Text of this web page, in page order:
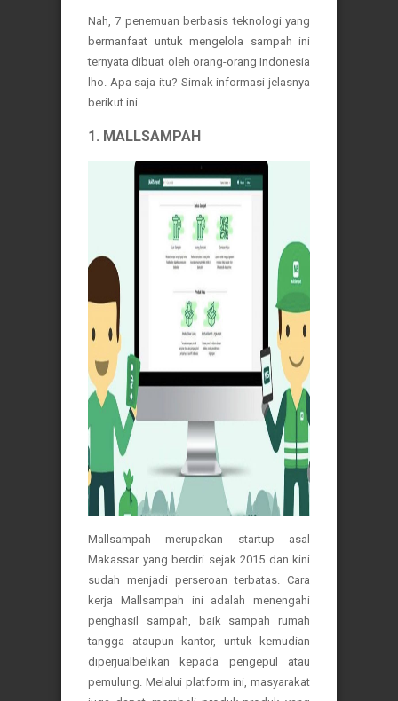
Nah, 7 penemuan berbasis teknologi yang
bermanfaat untuk mengelola sampah ini
ternyata dibuat oleh orang-orang Indonesia
lho. Apa saja itu? Simak informasi jelasnya
berikut ini.
1. MALLSAMPAH
Mallsampah merupakan startup asal
Makassar yang berdiri sejak 2015 dan kini
sudah menjadi perseroan terbatas. Cara
kerja Mallsampah ini adalah menengahi
penghasil sampah, baik sampah rumah
tangga ataupun kantor, untuk kemudian
diperjualbelikan kepada pengepul atau
pemulung. Melalui platform ini, masyarakat